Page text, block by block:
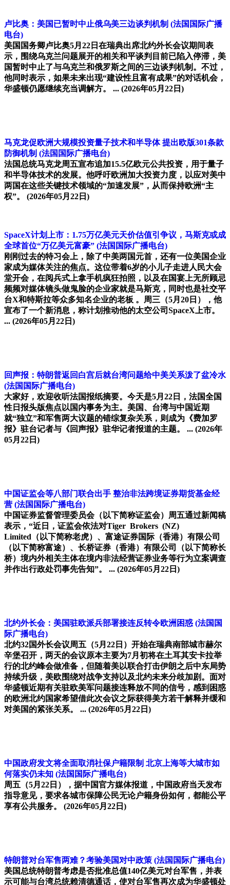
卢比奥：美国已暂时中止俄乌美三边谈判机制 (法国国际广播
电台)
美国国务卿卢比奥5月22日在瑞典出席北约外长会议期间表
示，围绕乌克兰问题展开的相关和平谈判目前已陷入停滞，美
国暂时中止了与乌克兰和俄罗斯之间的三边谈判机制。不过，
他同时表示，如果未来出现“建设性且富有成果”的对话机会，
华盛顿仍愿继续充当调解方。 ... (2026年05月22日)
马克龙促欧洲大规模投资量子技术和半导体 提出欧版301条款
防御机制 (法国国际广播电台)
法国总统马克龙周五宣布追加15.5亿欧元公共投资，用于量子
和半导体技术的发展。他呼吁欧洲加大投资力度，以应对美中
两国在这些关键技术领域的“加速发展”，从而保持欧洲“主
权”。 (2026年05月22日)
SpaceX计划上市：1.75万亿美元天价估值引争议，马斯克或成
全球首位“万亿美元富豪” (法国国际广播电台)
刚刚过去的特习会上，除了中美两国元首，还有一位美国企业
家成为媒体关注的焦点。这位带着6岁的小儿子走进人民大会
堂开会，在阅兵式上拿手机疯狂拍照，以及在国宴上无所顾忌
频频对媒体镜头做鬼脸的企业家就是马斯克，同时也是社交平
台X和特斯拉等众多知名企业的老板 。周三（5月20日），他
宣布了一个新消息，称计划推动他的太空公司SpaceX上市。
... (2026年05月22日)
回声报：特朗普返回白宫后就台湾问题给中美关系泼了盆冷水
(法国国际广播电台)
大家好，欢迎收听法国报纸摘要。今天是5月22日，法国全国
性日报头版焦点以国内事务为主。美国、台湾与中国近期
就“独立”和军售两大议题的错综复杂关系，则成为《费加罗
报》驻台记者与《回声报》驻华记者报道的主题。 ... (2026年
05月22日)
中国证监会等八部门联合出手 整治非法跨境证券期货基金经
营 (法国国际广播电台)
中国证券监督管理委员会（以下简称证监会）周五通过新闻稿
表示，“近日，证监会依法对Tiger Brokers (NZ)
Limited（以下简称老虎）、富途证券国际（香港）有限公司
（以下简称富途）、长桥证券（香港）有限公司（以下简称长
桥）境内外相关主体在境内非法经营证券业务等行为立案调查
并作出行政处罚事先告知”。 ... (2026年05月22日)
北约外长会：美国驻欧派兵部署接连反转令欧洲困惑 (法国国
际广播电台)
北约32国外长会议周五（5月22日）开始在瑞典南部城市赫尔
辛堡召开，两天的会议原本主要为7月初将在土耳其安卡拉举
行的北约峰会做准备，但随着美以联合打击伊朗之后中东局势
持续升级，美欧围绕对战争支持以及北约未来分歧加剧。面对
华盛顿近期有关驻欧美军问题接连释放不同的信号，感到困惑
的欧洲北约国家希望借此次会议之际获得美方若干解释并缓和
对美国的紧张关系。 ... (2026年05月22日)
中国政府发文将全面取消社保户籍限制 北京上海等大城市如
何落实仍未知 (法国国际广播电台)
周五（5月22日），据中国官方媒体报道，中国政府当天发布
指导意见，要求各城市保障公民无论户籍身份如何，都能公平
享有公共服务。 (2026年05月22日)
特朗普对台军售两难？考验美国对中政策 (法国国际广播电台)
美国总统特朗普考虑是否批准总值140亿美元对台军售，并表
示可能与台湾总统赖清德通话，使对台军售再次成为华盛顿处